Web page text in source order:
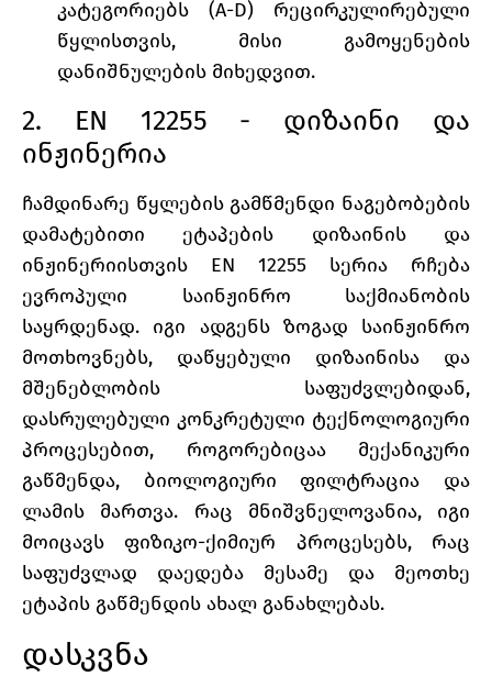
კატეგორიებს (A-D) რეცირკულირებული
წყლისთვის, მისი გამოყენების
დანიშნულების მიხედვით.
2. EN 12255 - დიზაინი და
ინჟინერია
ჩამდინარე წყლების გამწმენდი ნაგებობების
დამატებითი ეტაპების დიზაინის და
ინჟინერიისთვის EN 12255 სერია რჩება
ევროპული საინჟინრო საქმიანობის
საყრდენად. იგი ადგენს ზოგად საინჟინრო
მოთხოვნებს, დაწყებული დიზაინისა და
მშენებლობის საფუძვლებიდან,
დასრულებული კონკრეტული ტექნოლოგიური
პროცესებით, როგორებიცაა მექანიკური
გაწმენდა, ბიოლოგიური ფილტრაცია და
ლამის მართვა. რაც მნიშვნელოვანია, იგი
მოიცავს ფიზიკო-ქიმიურ პროცესებს, რაც
საფუძვლად დაედება მესამე და მეოთხე
ეტაპის გაწმენდის ახალ განახლებას.
დასკვნა